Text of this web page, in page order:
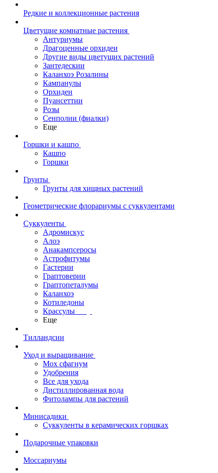
Редкие и коллекционные растения
Цветущие комнатные растения
Антуриумы
Драгоценные орхидеи
Другие виды цветущих растений
Зантедескии
Каланхоэ Розалины
Кампанулы
Орхидеи
Пуансеттии
Розы
Сенполии (фиалки)
Еще
Горшки и кашпо
Кашпо
Горшки
Грунты
Грунты для хищных растений
Геометрические флорариумы с суккулентами
Суккуленты
Адромискус
Алоэ
Анакампсеросы
Астрофитумы
Гастерии
Граптоверии
Граптопеталумы
Каланхоэ
Котиледоны
Крассулы
Еще
Тилландсии
Уход и выращивание
Мох сфагнум
Удобрения
Все для ухода
Дистиллированная вода
Фитолампы для растений
Минисадики
Суккуленты в керамических горшках
Подарочные упаковки
Моссариумы